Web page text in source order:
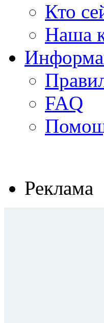
Кто
Наша
FAQ
Реклама